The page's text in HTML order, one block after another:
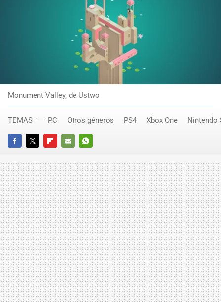
Monument Valley, de Ustwo
FACEBOOKTWITTERFLIPBOARD
E-
MAIL
WHATSAPP
TEMAS PC Otros géneros PS4 Xbox One Nintendo